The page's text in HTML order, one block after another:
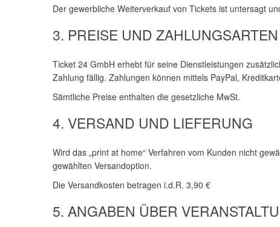
Der gewerbliche Weiterverkauf von Tickets ist untersagt
3. PREISE UND ZAHLUNGSARTEN
Ticket 24 GmbH erhebt für seine Dienstleistungen
Zahlung fällig. Zahlungen können mittels PayPal,
Sämtliche Preise enthalten die gesetzliche MwSt.
4. VERSAND UND LIEFERUNG
Wird das „print at home“ Verfahren vom Kunden nicht
gewählten Versandoption.
Die Versandkosten betragen i.d.R. 3,90 €
5. ANGABEN ÜBER